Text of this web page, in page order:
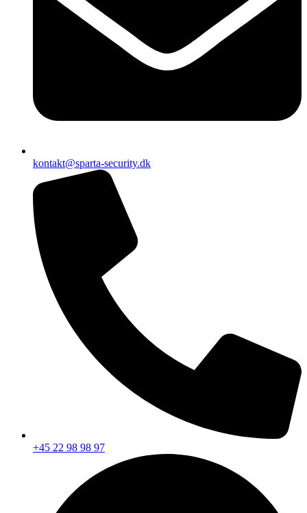
kontakt@sparta-security.dk
+45 22 98 98 97